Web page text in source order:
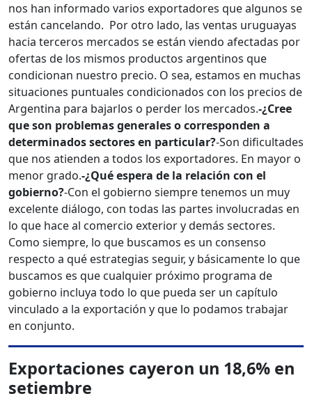
nos han informado varios exportadores que algunos se
están cancelando. Por otro lado, las ventas uruguayas
hacia terceros mercados se están viendo afectadas por
ofertas de los mismos productos argentinos que
condicionan nuestro precio. O sea, estamos en muchas
situaciones puntuales condicionados con los precios de
Argentina para bajarlos o perder los mercados.-¿Cree
que son problemas generales o corresponden a
determinados sectores en particular?-Son dificultades
que nos atienden a todos los exportadores. En mayor o
menor grado.-¿Qué espera de la relación con el
gobierno?-Con el gobierno siempre tenemos un muy
excelente diálogo, con todas las partes involucradas en
lo que hace al comercio exterior y demás sectores.
Como siempre, lo que buscamos es un consenso
respecto a qué estrategias seguir, y básicamente lo que
buscamos es que cualquier próximo programa de
gobierno incluya todo lo que pueda ser un capítulo
vinculado a la exportación y que lo podamos trabajar
en conjunto.
Exportaciones cayeron un 18,6% en
setiembre